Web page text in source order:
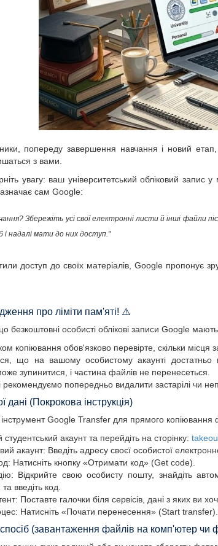
попереду завершення навчання і новий
з вами.
увагу: ваш університетський обліковий
сам Google:
Збережіть усі свої електронні листи й інші файли
і надалі мати до них доступ."
доступ до своїх матеріалів, Google пропонує
про ліміти пам'яті! ⚠️
безкоштовні особисті облікові записи Google
копіювання обов'язково перевірте, скільки
що на вашому особистому акаунті
зупинитися, і частина файлів не перенесеться.
рекомендуємо попередньо видалити застарілі чи
дані (Покрокова інструкція)
Google Transfer для прямого копіювання
студентський акаунт та перейдіть на сторінку:
акаунт: Введіть адресу своєї особистої
Натисніть кнопку «Отримати код» (Get code).
Відкрийте свою особисту пошту, знайдіть
введіть код.
Поставте галочки біля сервісів, дані з яких ви
Натисніть «Почати перенесення» (Start transfer).
(завантаження файлів на комп'ютер чи